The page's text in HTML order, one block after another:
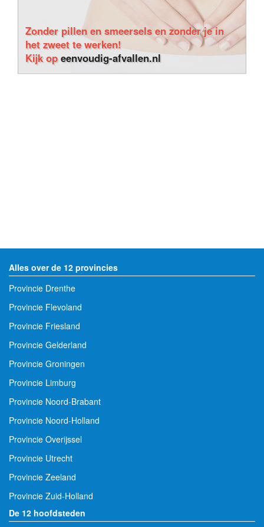
Zonder pillen en smeersels en zonder je in
het zweet te werken!
Kijk opeenvoudig-afvallen.nl
Alles over de 12 provincies
Provincie Drenthe
Provincie Flevoland
Provincie Friesland
Provincie Gelderland
Provincie Groningen
Provincie Limburg
Provincie Noord-Brabant
Provincie Noord-Holland
Provincie Overijssel
Provincie Utrecht
Provincie Zeeland
Provincie Zuid-Holland
De 12 hoofdsteden